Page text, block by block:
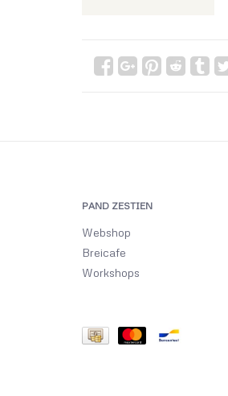
PAND ZESTIEN
Webshop
Breicafe
Workshops